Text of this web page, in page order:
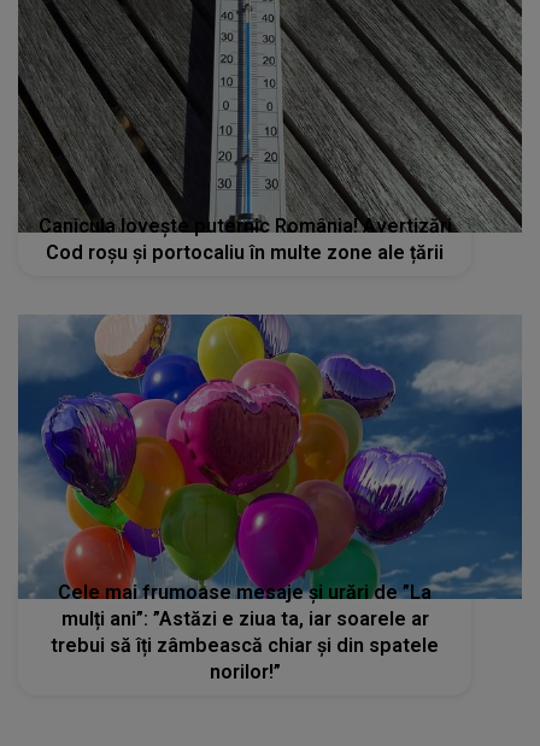
Canicula lovește puternic România! Avertizări
Cod roșu și portocaliu în multe zone ale țării
Cele mai frumoase mesaje și urări de ”La
mulți ani”: ”Astăzi e ziua ta, iar soarele ar
trebui să îți zâmbească chiar și din spatele
norilor!”